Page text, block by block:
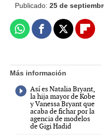
Publicado: 25 de
WhatsappFacebook
X
Más información
Así es Natalia Bryant,
la hija mayor de Kobe
y Vanessa Bryant que
acaba de fichar por la
agencia de modelos
de Gigi Hadid